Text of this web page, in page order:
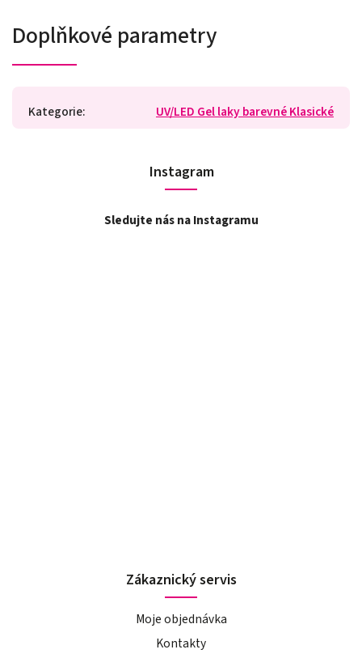
Doplňkové parametry
Kategorie: UV/LED Gel laky barevné Klasické
Instagram
Sledujte nás na Instagramu
Zákaznický servis
Moje objednávka
Kontakty